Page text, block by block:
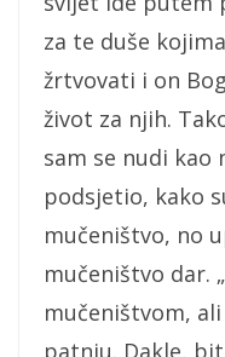
za te duše
žrtvovati i on
život za njih.
sam se nudi kao
podsjetio, kako
mučeništvo, no
mučeništvo dar.
mučeništvom,
patnju. Dakle,